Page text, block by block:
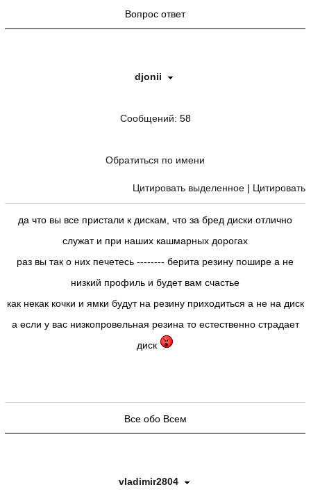
Вопрос ответ
djonii
Сообщений: 58
Обратиться по имени
Цитировать выделенное | Цитировать
да что вы все пристали к дискам, что за бред диски отлично
служат и при наших кашмарных дорогах
раз вы так о них печетесь -------- берита резину пошире а не
низкий профиль и будет вам счастье
как некак кочки и ямки будут на резину приходиться а не на диск
а если у вас низкопровельная резина то естественно страдает
диск
Все обо Всем
vladimir2804